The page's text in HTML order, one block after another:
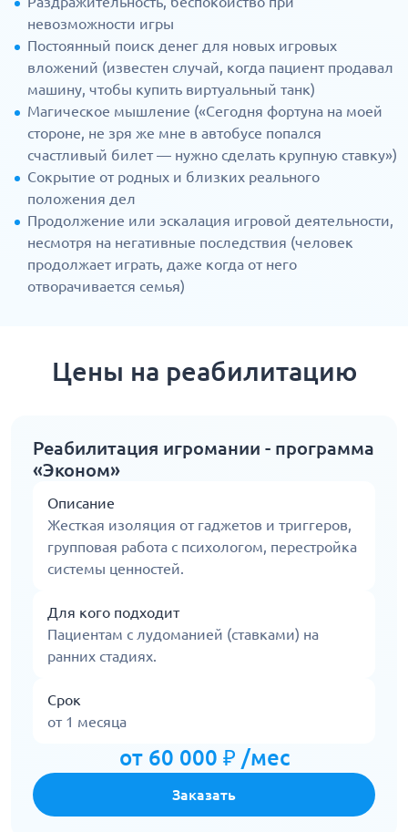
невозможности игры
Постоянный поиск денег для новых игровых
вложений (известен случай, когда пациент продавал
машину, чтобы купить виртуальный танк)
Магическое мышление («Сегодня фортуна на моей
стороне, не зря же мне в автобусе попался
счастливый билет — нужно сделать крупную ставку»)
Сокрытие от родных и близких реального
положения дел
Продолжение или эскалация игровой деятельности,
несмотря на негативные последствия (человек
продолжает играть, даже когда от него
отворачивается семья)
Цены на реабилитацию
Реабилитация игромании - программа
«Эконом»
Описание
Жесткая изоляция от гаджетов и триггеров,
групповая работа с психологом, перестройка
системы ценностей.
Для кого подходит
Пациентам с лудоманией (ставками) на
ранних стадиях.
Срок
от 1 месяца
от 60 000 ₽ /мес
Заказать